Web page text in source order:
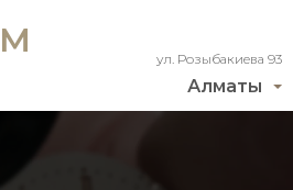
Алматы
ул. Розыбакиева 93